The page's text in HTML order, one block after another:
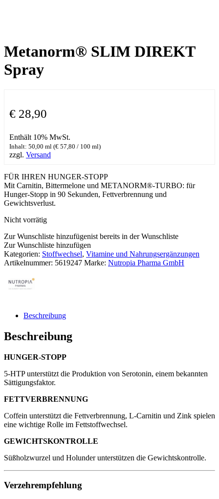
Metanorm® SLIM DIREKT
Spray
€ 28,90
Enthält 10% MwSt.
Inhalt: 50,00 ml (€ 57,80 / 100 ml)
zzgl. Versand
FÜR IHREN HUNGER-STOPP
Mit Carnitin, Bittermelone und METANORM®-TURBO: für
Hunger-Stopp in 90 Sekunden, Fettverbrennung und
Gewichtsverlust.
Nicht vorrätig
Zur Wunschliste hinzufügenist bereits in der Wunschliste
Zur Wunschliste hinzufügen
Kategorien: Stoffwechsel, Vitamine und Nahrungsergänzungen
Artikelnummer: 5619247 Marke: Nutropia Pharma GmbH
Beschreibung
Beschreibung
HUNGER-STOPP
5-HTP unterstützt die Produktion von Serotonin, einem bekannten
Sättigungsfaktor.
FETTVERBRENNUNG
Coffein unterstützt die Fettverbrennung, L-Carnitin und Zink spielen
eine wichtige Rolle im Fettstoffwechsel.
GEWICHTSKONTROLLE
Süßholzwurzel und Holunder unterstützen die Gewichtskontrolle.
Verzehrempfehlung